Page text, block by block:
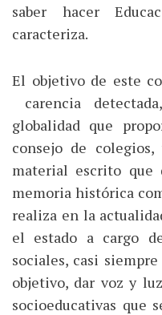
saber hacer
caracteriza.
El objetivo de este
carencia
globalidad que
consejo de
material escrito que
memoria histórica
realiza en la
el estado a cargo
sociales, casi
objetivo, dar voz y
socioeducativas que